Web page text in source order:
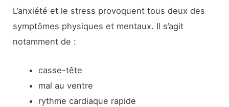
L’anxiété et le stress provoquent tous deux des
symptômes physiques et mentaux. Il s’agit
notamment de :
casse-tête
mal au ventre
rythme cardiaque rapide